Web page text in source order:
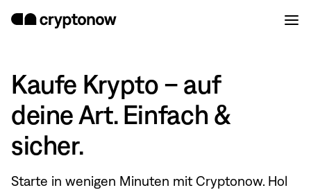
Kaufe Krypto – auf
deine Art. Einfach &
sicher.
Starte in wenigen Minuten mit Cryptonow. Hol